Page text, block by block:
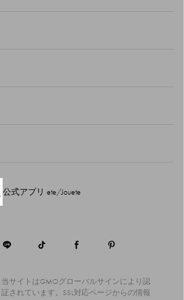
公式アプリ ete/Jouete
当サイトはGMOグローバルサインにより認
証されています。
SSL対応ページからの情報